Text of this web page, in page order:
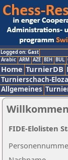
Logged on: Gast
Arabic ARM AZE BIH BUL
Home TurnierDB
Turnierschach-
Allgemeines
FIDE-Elolisten